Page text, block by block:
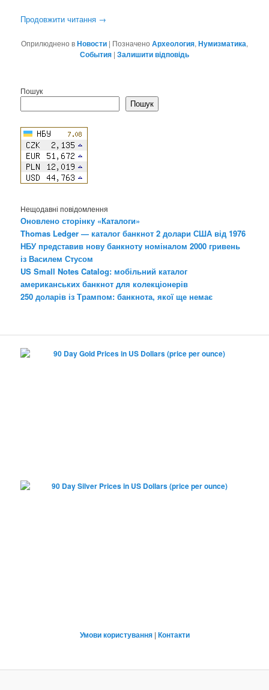
Продовжити читання →
Оприлюднено вНовости | Позначено Археология, Нумизматика,
События | Залишити відповідь
Пошук
Пошук
Нещодавні повідомлення
Оновлено сторінку «Каталоги»
Thomas Ledger — каталог банкнот 2 долари США від 1976
НБУ представив нову банкноту номіналом 2000 гривень
із Василем Стусом
US Small Notes Catalog: мобільний каталог
американських банкнот для колекціонерів
250 доларів із Трампом: банкнота, якої ще немає
Умови користування| Контакти